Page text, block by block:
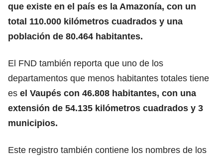
que existe en el país es la Amazonía, con un
total 110.000 kilómetros cuadrados y una
población de 80.464 habitantes.
El FND también reporta que uno de los
departamentos que menos habitantes totales tiene
es el Vaupés con 46.808 habitantes, con una
extensión de 54.135 kilómetros cuadrados y 3
municipios.
Este registro también contiene los nombres de los